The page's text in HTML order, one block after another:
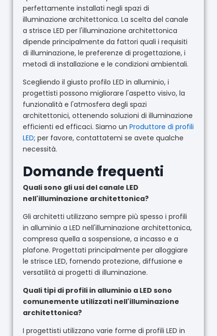
perfettamente installati negli spazi di
illuminazione architettonica. La scelta del canale
a strisce LED per l'illuminazione architettonica
dipende principalmente da fattori quali i requisiti
di illuminazione, le preferenze di progettazione, i
metodi di installazione e le condizioni ambientali.
Scegliendo il giusto profilo LED in alluminio, i
progettisti possono migliorare l'aspetto visivo, la
funzionalità e l'atmosfera degli spazi
architettonici, ottenendo soluzioni di illuminazione
efficienti ed efficaci. Siamo un Produttore di profili
LED; per favore, contattatemi se avete qualche
necessità.
Domande frequenti
Quali sono gli usi del canale LED
nell'illuminazione architettonica?
Gli architetti utilizzano sempre più spesso i profili
in alluminio a LED nell'illuminazione architettonica,
compresa quella a sospensione, a incasso e a
plafone. Progettati principalmente per alloggiare
le strisce LED, fornendo protezione, diffusione e
versatilità ai progetti di illuminazione.
Quali tipi di profili in alluminio a LED sono
comunemente utilizzati nell'illuminazione
architettonica?
I progettisti utilizzano varie forme di profili LED in